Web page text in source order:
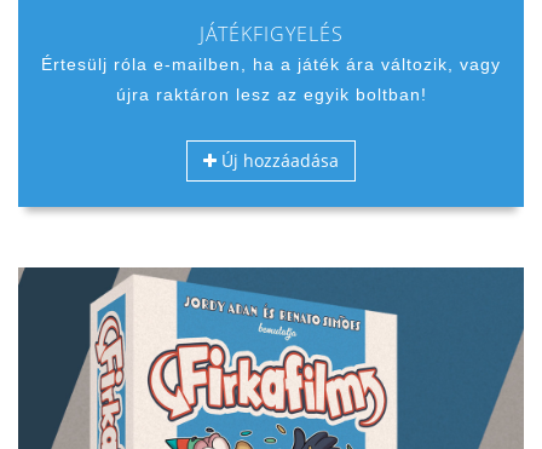
JÁTÉKFIGYELÉS
Értesülj róla e-mailben, ha a játék ára változik, vagy
újra raktáron lesz az egyik boltban!
Új hozzáadása